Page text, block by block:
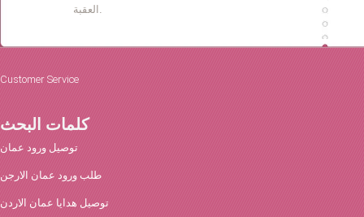
Customer Service
كلمات البحث
توصيل ورود عمان
طلب ورود عمان الارجن
توصيل هدايا عمان الاردن